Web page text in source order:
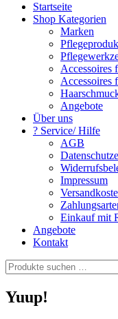
Startseite
Shop Kategorien
Marken
Accessoires
Accessoires
Angebote
Über uns
? Service/ Hilfe
AGB
Impressum
Einkauf mit
Angebote
Kontakt
Suchen
nach:
Yuup!